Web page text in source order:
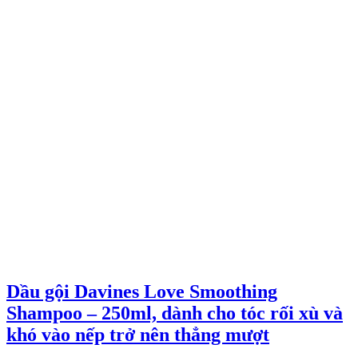
Dầu gội Davines Love Smoothing
Shampoo – 250ml, dành cho tóc rối xù và
khó vào nếp trở nên thẳng mượt